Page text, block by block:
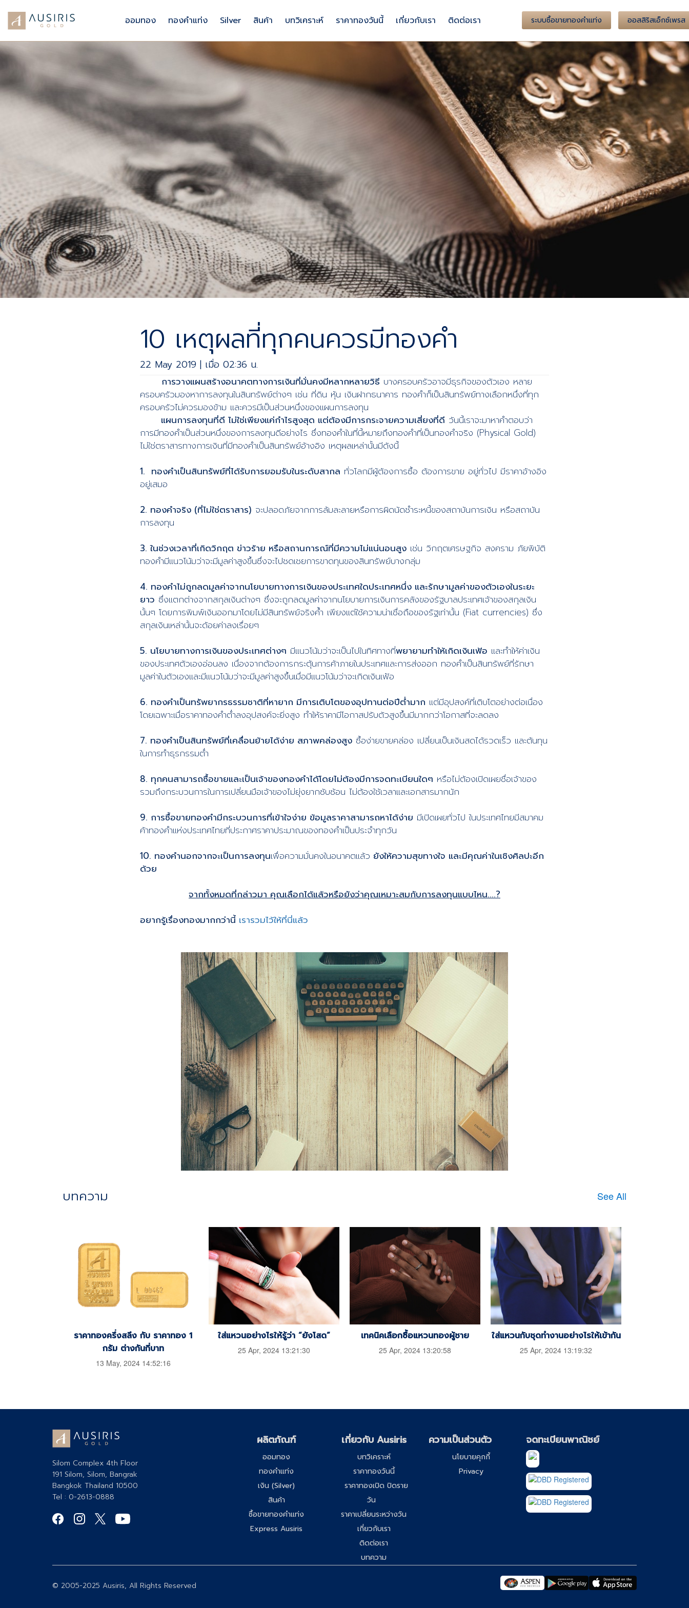
ออมทอง ทองคำแท่ง Silver สินค้า บทวิเคราะห์ ราคาทองวันนี้ เกี่ยวกับเรา ติดต่อเรา ระบบซื้อขายทองคำแท่ง ออสสิริสเอ็กซ์เพรส
10 เหตุผลที่ทุกคนควรมีทองคำ
22 May 2019 | เมื่อ 02:36 น.
การวางแผนสร้างอนาคตทางการเงินที่มั่นคงมีหลากหลายวิธี บางครอบครัวอาจมีธุรกิจของตัวเอง หลาย
ครอบครัวมองหาการลงทุนในสินทรัพย์ต่างๆ เช่น ที่ดิน หุ้น เงินฝากธนาคาร ทองคำก็เป็นสินทรัพย์ทางเลือกหนึ่งที่ทุก
ครอบครัวไม่ควรมองข้าม และควรมีเป็นส่วนหนึ่งของแผนการลงทุน
แผนการลงทุนที่ดี ไม่ใช่เพียงแค่กำไรสูงสุด แต่ต้องมีการกระจายความเสี่ยงที่ดี วันนี้เราจะมาหาคำตอบว่า
การมีทองคำเป็นส่วนหนึ่งของการลงทุนดีอย่างไร ซึ่งทองคำในที่นี้หมายถึงทองคำที่เป็นทองคำจริง (Physical Gold)
ไม่ใช่ตราสารทางการเงินที่มีทองคำเป็นสินทรัพย์อ้างอิง เหตุผลเหล่านั้นมีดังนี้
1. ทองคำเป็นสินทรัพย์ที่ได้รับการยอมรับในระดับสากล ทั่วโลกมีผู้ต้องการซื้อ ต้องการขาย อยู่ทั่วไป มีราคาอ้างอิง
อยู่เสมอ
2. ทองคำจริง (ที่ไม่ใช่ตราสาร) จะปลอดภัยจากการล้มละลายหรือการผิดนัดชำระหนี้ของสถาบันการเงิน หรือสถาบัน
การลงทุน
3. ในช่วงเวลาที่เกิดวิกฤต ข่าวร้าย หรือสถานการณ์ที่มีความไม่แน่นอนสูง เช่น วิกฤตเศรษฐกิจ สงคราม ภัยพิบัติ
ทองคำมีแนวโน้มว่าจะมีมูลค่าสูงขึ้นซึ่งจะไปชดเชยการขาดทุนของสินทรัพย์บางกลุ่ม
4. ทองคำไม่ถูกลดมูลค่าจากนโยบายทางการเงินของประเทศใดประเทศหนึ่ง และรักษามูลค่าของตัวเองในระยะ
ยาว ซึ่งแตกต่างจากสกุลเงินต่างๆ ซึ่งจะถูกลดมูลค่าจากนโยบายการเงินการคลังของรัฐบาลประเทศเจ้าของสกุลเงิน
นั้นๆ โดยการพิมพ์เงินออกมาโดยไม่มีสินทรัพย์จริงค้ำ เพียงแต่ใช้ความน่าเชื่อถือของรัฐเท่านั้น (Fiat currencies) ซึ่ง
สกุลเงินเหล่านั้นจะด้อยค่าลงเรื่อยๆ
5. นโยบายทางการเงินของประเทศต่างๆ มีแนวโน้มว่าจะเป็นไปในทิศทางที่พยายามทำให้เกิดเงินเฟ้อ และทำให้ค่าเงิน
ของประเทศตัวเองอ่อนลง เนื่องจากต้องการกระตุ้นการค้าภายในประเทศและการส่งออก ทองคำเป็นสินทรัพย์ที่รักษา
มูลค่าในตัวเองและมีแนวโน้มว่าจะมีมูลค่าสูงขึ้นเมื่อมีแนวโน้มว่าจะเกิดเงินเฟ้อ
6. ทองคำเป็นทรัพยากรธรรมชาติที่หายาก มีการเติบโตของอุปทานต่อปีต่ำมาก แต่มีอุปสงค์ที่เติบโตอย่างต่อเนื่อง
โดยเฉพาะเมื่อราคาทองคำต่ำลงอุปสงค์จะยิ่งสูง ทำให้ราคามีโอกาสปรับตัวสูงขึ้นมีมากกว่าโอกาสที่จะลดลง
7. ทองคำเป็นสินทรัพย์ที่เคลื่อนย้ายได้ง่าย สภาพคล่องสูง ซื้อง่ายขายคล่อง เปลี่ยนเป็นเงินสดได้รวดเร็ว และต้นทุน
ในการทำธุรกรรมต่ำ
8. ทุกคนสามารถซื้อขายและเป็นเจ้าของทองคำได้โดยไม่ต้องมีการจดทะเบียนใดๆ หรือไม่ต้องเปิดเผยชื่อเจ้าของ
รวมถึงกระบวนการในการเปลี่ยนมือเจ้าของไม่ยุ่งยากซับซ้อน ไม่ต้องใช้เวลาและเอกสารมากนัก
9. การซื้อขายทองคำมีกระบวนการที่เข้าใจง่าย ข้อมูลราคาสามารถหาได้ง่าย มีเปิดเผยทั่วไป ในประเทศไทยมีสมาคม
ค้าทองคำแห่งประเทศไทยที่ประกาศราคาประมาณของทองคำเป็นประจำทุกวัน
10. ทองคำนอกจากจะเป็นการลงทุนเพื่อความมั่นคงในอนาคตแล้ว ยังให้ความสุขทางใจ และมีคุณค่าในเชิงศิลปะอีก
ด้วย
จากทั้งหมดที่กล่าวมา คุณเลือกได้แล้วหรือยังว่าคุณเหมาะสมกับการลงทุนแบบไหน....?
อยากรู้เรื่องทองมากกว่านี้ เรารวมไว้ให้ที่นี่แล้ว
บทความ See All
ราคาทองครึ่งสลึง กับ ราคาทอง 1
กรัม ต่างกันกี่บาท
13 May, 2024 14:52:16
ใส่แหวนอย่างไรให้รู้ว่า “ยังโสด”
25 Apr, 2024 13:21:30
เทคนิคเลือกซื้อแหวนทองผู้ชาย
25 Apr, 2024 13:20:58
ใส่แหวนกับชุดทำงานอย่างไรให้เข้ากัน
25 Apr, 2024 13:19:32
Silom Complex 4th Floor
191 Silom, Silom, Bangrak
Bangkok Thailand 10500
Tel : 0-2613-0888
ผลิตภัณฑ์
ออมทอง
ทองคำแท่ง
เงิน (Silver)
สินค้า
ซื้อขายทองคำแท่ง
Express Ausiris
เกี่ยวกับ Ausiris
บทวิเคราะห์
ราคาทองวันนี้
ราคาทองเปิด ปิดราย
วัน
ราคาเปลี่ยนระหว่างวัน
เกี่ยวกับเรา
ติดต่อเรา
บทความ
ความเป็นส่วนตัว
นโยบายคุกกี้
Privacy
จดทะเบียนพาณิชย์
© 2005-2025 Ausiris, All Rights Reserved